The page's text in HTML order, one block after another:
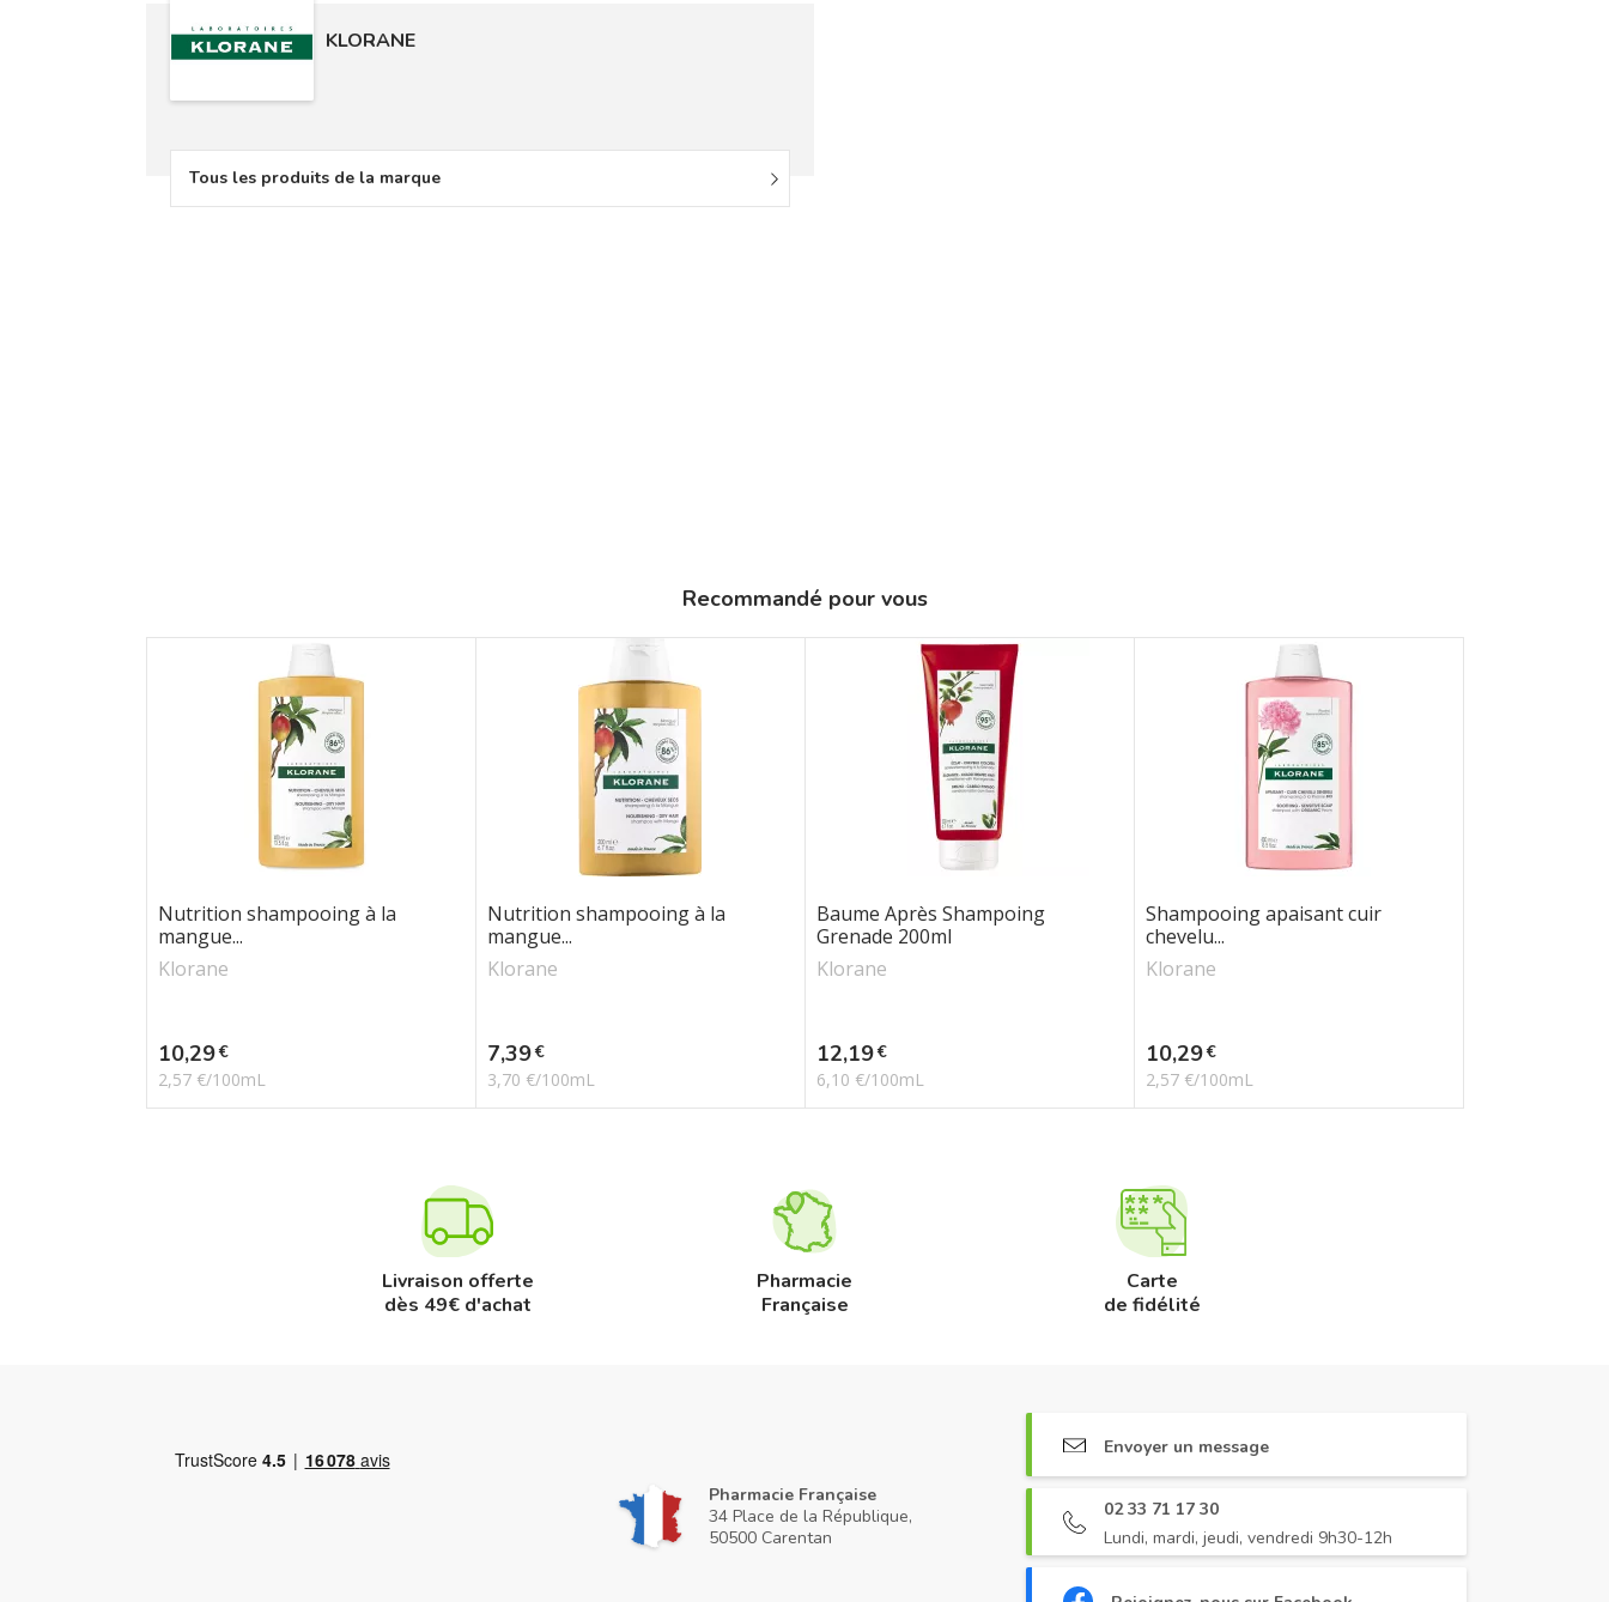
KLORANE
Tous les produits de la marque
Recommandé pour vous
Nutrition shampooing à la
mangue...
Klorane
Prix
10,29€
2,57 €/100mL
Nutrition shampooing à la
mangue...
Klorane
Prix
7,39€
3,70 €/100mL
Baume Après Shampoing
Grenade 200ml
Klorane
Prix
12,19€
6,10 €/100mL
Shampooing apaisant cuir
chevelu...
Klorane
Prix
10,29€
2,57 €/100mL
Livraison offerte
dès 49€ d'achat
Pharmacie
Française
Carte
de fidélité
Pharmacie Française
34 Place de la République,
50500 Carentan
Envoyer un message
02 33 71 17 30
Lundi, mardi, jeudi, vendredi 9h30-12h